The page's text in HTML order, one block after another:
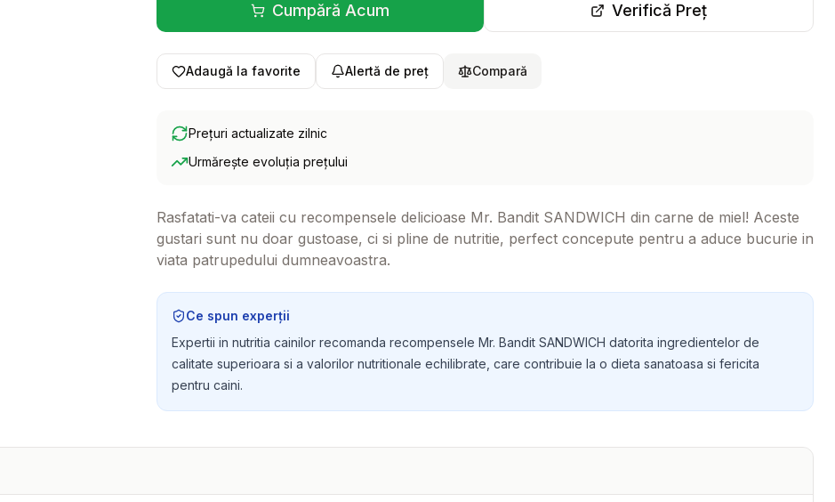
Cumpără Acum
(se deschide într-o filă nouă)
Verifică Preț
(se deschide într-o filă
Adaugă la favorite Alertă de preț Compară
Prețuri actualizate zilnic
Urmărește evoluția prețului
Rasfatati-va cateii cu recompensele delicioase Mr. Bandit SANDWICH din carne de miel! Aceste
gustari sunt nu doar gustoase, ci si pline de nutritie, perfect concepute pentru a aduce bucurie in
viata patrupedului dumneavoastra.
Ce spun experții
Expertii in nutritia cainilor recomanda recompensele Mr. Bandit SANDWICH datorita ingredientelor de
calitate superioara si a valorilor nutritionale echilibrate, care contribuie la o dieta sanatoasa si fericita
pentru caini.